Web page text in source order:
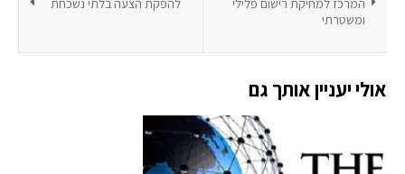
להפקת הצעה בלתי נשכחת
המרכז למחיקת רישום פלילי
ומשטרתי
אולי יעניין אותך גם